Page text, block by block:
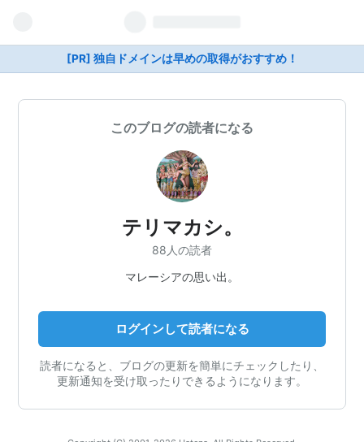
[PR] 独自ドメインは早めの取得がおすすめ！
このブログの読者になる
テリマカシ。
88人の読者
マレーシアの思い出。
ログインして読者になる
読者になると、ブログの更新を簡単にチェックしたり、
更新通知を受け取ったりできるようになります。